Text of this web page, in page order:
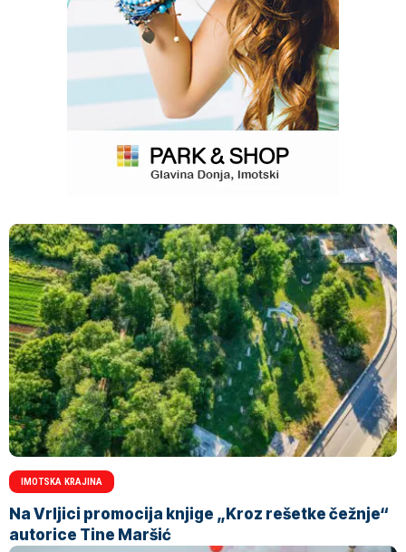
IMOTSKA KRAJINA
Na Vrljici promocija knjige „Kroz rešetke čežnje“
autorice Tine Maršić